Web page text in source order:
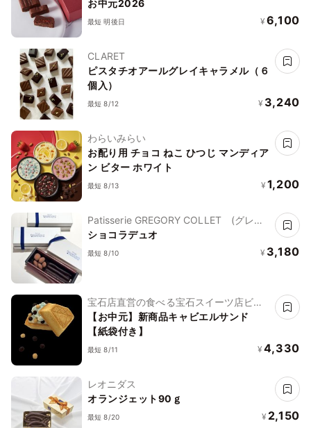
お中元2026
最短 明後日 ¥ 6,100
CLARET
ピスタチオアールグレイキャラメル（６
個入）
最短 8/12 ¥ 3,240
わらいみらい
お配り用 チョコ ねこ ひつじ マンディア
ン ビター ホワイト
最短 8/13 ¥ 1,200
Patisserie GREGORY COLLET (グレゴ
リー・コレ)
ショコラデュオ
最短 8/10 ¥ 3,180
宝石店直営の食べる宝石スイーツ店ビジ
ュエルパフェ
【お中元】新商品キャビエルサンド
【紙袋付き】
最短 8/11 ¥ 4,330
レオニダス
オランジェット90ｇ
最短 8/20 ¥ 2,150